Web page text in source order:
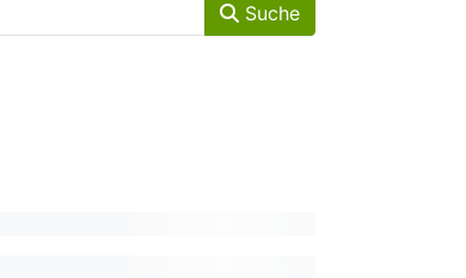
Suche